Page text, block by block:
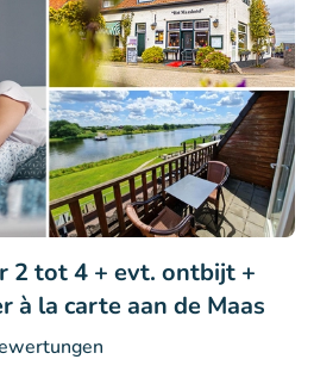
2 tot 4 + evt. ontbijt +
à la carte aan de Maas